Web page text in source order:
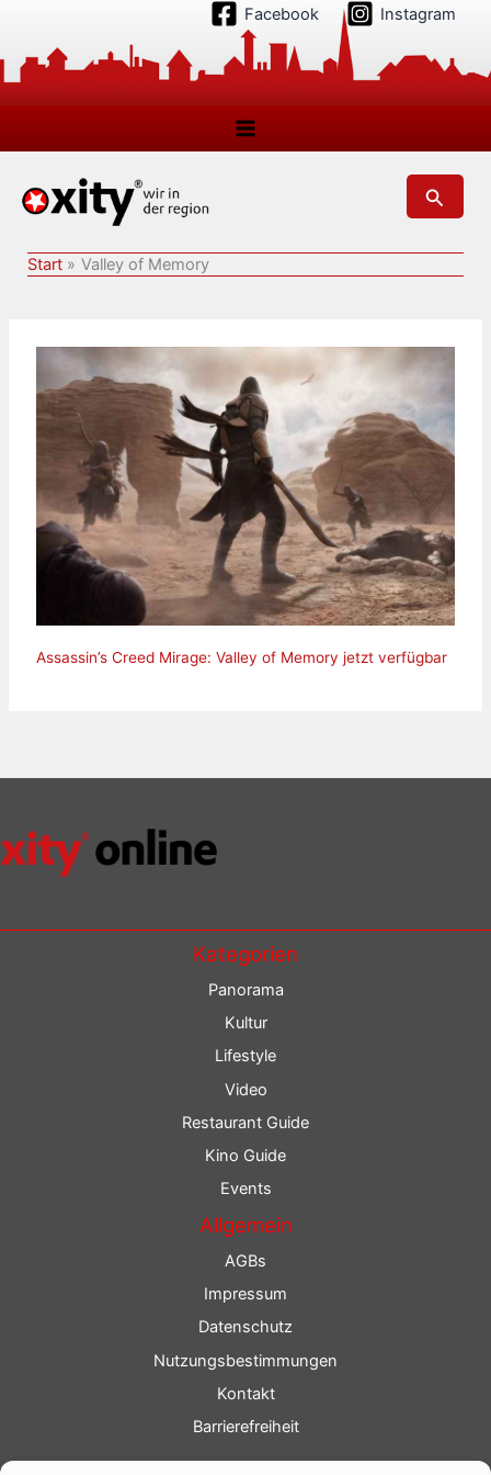
springen
Facebook Instagram
Suchen
Start Valley of Memory
Assassin’s Creed Mirage: Valley of Memory jetzt verfügbar
Kategorien
Panorama
Kultur
Lifestyle
Video
Restaurant Guide
Kino Guide
Events
Allgemein
AGBs
Impressum
Datenschutz
Nutzungsbestimmungen
Kontakt
Barrierefreiheit